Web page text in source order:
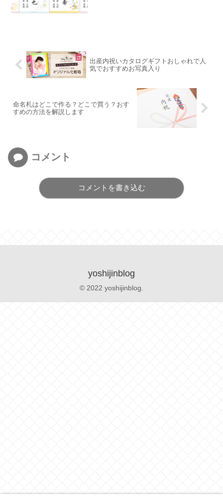
出産内祝いカタログギフトおしゃれで人
気でおすすめお写真入り
命名札はどこで作る？どこで買う？おす
すめの方法を解説します
コメント
コメントを書き込む
yoshijinblog
© 2022 yoshijinblog.